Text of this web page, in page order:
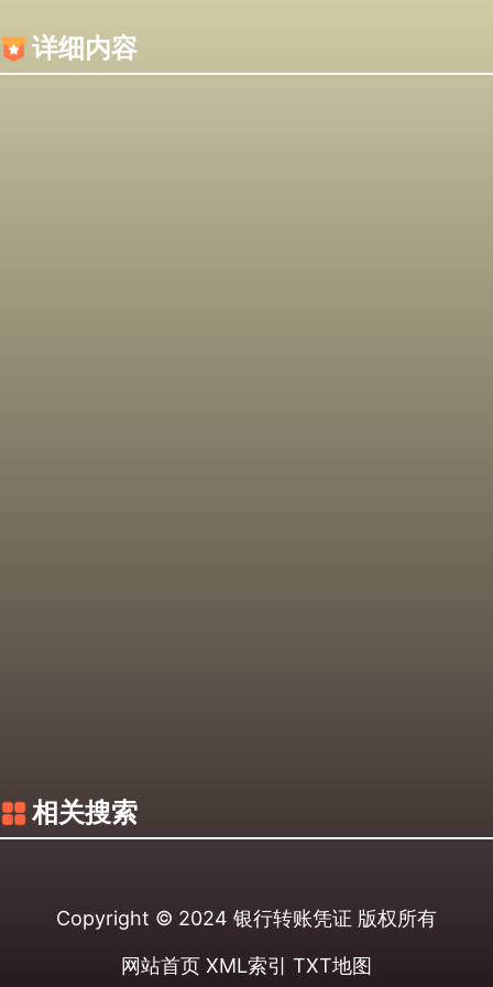
详细内容
相关搜索
Copyright © 2024 银行转账凭证 版权所有
网站首页 XML索引 TXT地图